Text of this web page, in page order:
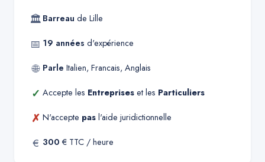
🏛 Barreau de Lille
📅 19 années d'expérience
🌐 Parle Italien, Francais, Anglais
✓ Accepte les Entreprises et les Particuliers
✗ N'accepte pas l'aide juridictionnelle
€ 300 € TTC / heure